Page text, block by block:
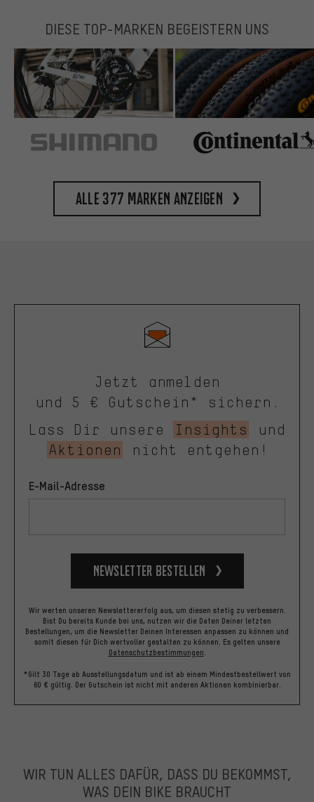
DIESE TOP-MARKEN BEGEISTERN UNS
Alle 377 Marken anzeigen
Jetzt anmelden
und 5 € Gutschein* sichern.
Lass Dir unsere
Insights
und
Aktionen
nicht entgehen!
E-Mail-Adresse
Newsletter bestellen
Wir werten unseren Newslettererfolg aus, um diesen stetig zu verbessern.
Bist Du bereits Kunde bei uns, nutzen wir die Daten Deiner letzten
Bestellungen, um die Newsletter Deinen Interessen anpassen zu können und
somit diesen für Dich wertvoller gestalten zu können. Es gelten unsere
Datenschutzbestimmungen.
*Gilt 30 Tage ab Ausstellungsdatum und ist ab einem Mindestbestellwert von
60 € gültig. Der Gutschein ist nicht mit anderen Aktionen kombinierbar.
WIR TUN ALLES DAFÜR, DASS DU BEKOMMST,
WAS DEIN BIKE BRAUCHT